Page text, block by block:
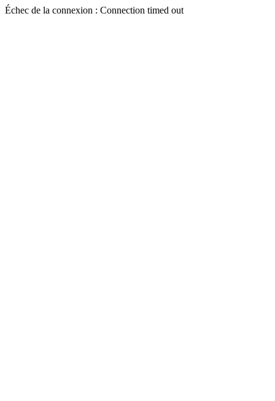
Échec de la connexion : Connection timed out